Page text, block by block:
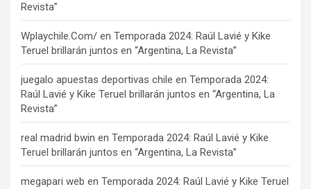
Revista”
Wplaychile.Com/ en Temporada 2024: Raúl Lavié y Kike
Teruel brillarán juntos en “Argentina, La Revista”
juegalo apuestas deportivas chile en Temporada 2024:
Raúl Lavié y Kike Teruel brillarán juntos en “Argentina, La
Revista”
real madrid bwin en Temporada 2024: Raúl Lavié y Kike
Teruel brillarán juntos en “Argentina, La Revista”
megapari web en Temporada 2024: Raúl Lavié y Kike Teruel